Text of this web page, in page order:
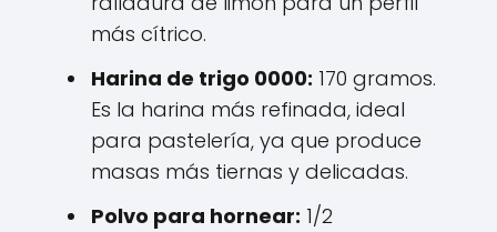
más cítrico.
Harina de trigo 0000: 170 gramos.
Es la harina más refinada, ideal
para pastelería, ya que produce
masas más tiernas y delicadas.
Polvo para hornear: 1/2